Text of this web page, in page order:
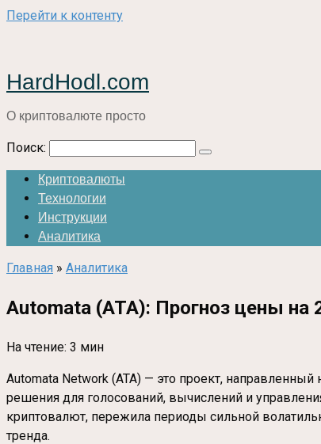
Перейти к контенту
HardHodl.com
О криптовалюте просто
Поиск:
Криптовалюты
Технологии
Инструкции
Аналитика
Главная » Аналитика
Automata (ATA): Прогноз цены на
На чтение: 3 мин
Automata Network (ATA) — это проект,
решения для голосований, вычислений и
криптовалют, пережила периоды сильной
тренда.